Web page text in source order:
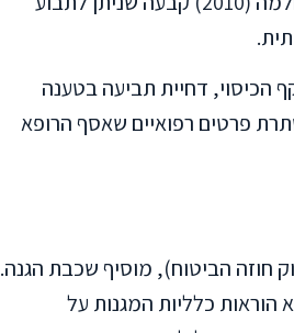
הכיסוי, דחיית תביעה בטענה
פרטים רפואיים שאסף הרופא
התשמ"א-1981 (חוק נלווה לחוק חוזה הביטוח), מוסיף שכבת הגנה.
הוראות כלליות המגנות על